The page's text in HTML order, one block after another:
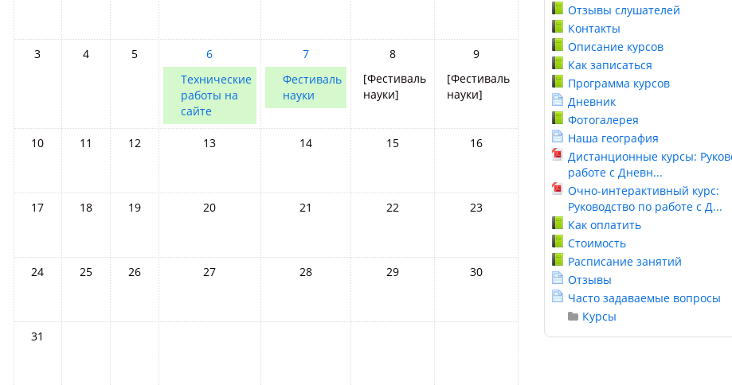
3 4 5
6
Технические
работы на
сайте
7
Фестиваль
науки
8
[Фестиваль
науки]
9
[Фестиваль
науки]
10 11 12 13 14 15 16
17 18 19 20 21 22 23
24 25 26 27 28 29 30
31
Отзывы слушателей
Контакты
Описание курсов
Как записаться
Программа курсов
Дневник
Фотогалерея
Наша география
Дистанционные курсы:
работе с Дневн...
Очно-интерактивный курс:
Руководство по работе с Д...
Как оплатить
Стоимость
Расписание занятий
Отзывы
Часто задаваемые вопросы
Курсы